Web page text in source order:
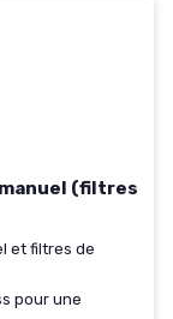
(filtres
et filtres de
pour une